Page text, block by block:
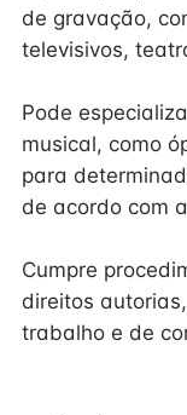
de gravação,
televisivos,
Pode
musical, como
para
de acordo com
Cumpre
direitos
trabalho e de